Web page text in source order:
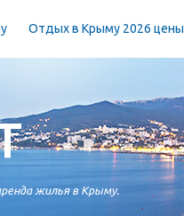
Отдых в Крыму 2026 цены
жилья в Крыму.